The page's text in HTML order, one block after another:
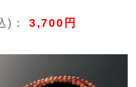
)：3,700円